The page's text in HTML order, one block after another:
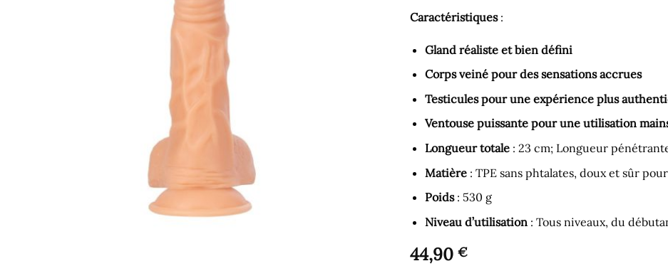
Caractéristiques:
Gland réaliste et bien défini
Corps veiné pour des sensations accrues
Testicules pour une expérience plus
Ventouse puissante pour une utilisation
Longueur totale: 23 cm; Longueur
Matière: TPE sans phtalates, doux et sûr
Poids: 530 g
Niveau d’utilisation: Tous niveaux, du
44,90 €